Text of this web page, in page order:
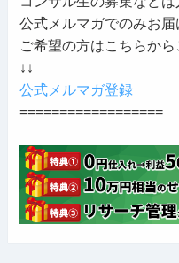
公式メルマガでのみお届
ご希望の方はこちらから
↓↓
公式メルマガ登録
==================